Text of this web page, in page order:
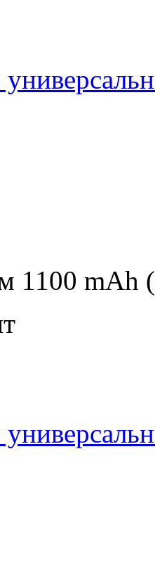
1100 mAh